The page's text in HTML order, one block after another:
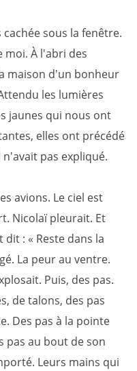
cachée sous la fenêtre.
À l'abri des
maison d'un bonheur
les lumières
jaunes qui nous ont
elles ont précédé
pas expliqué.
avions. Le ciel est
Nicolaï pleurait. Et
: « Reste dans la
La peur au ventre.
Puis, des pas.
de talons, des pas
Des pas à la pointe
pas au bout de son
Leurs mains qui